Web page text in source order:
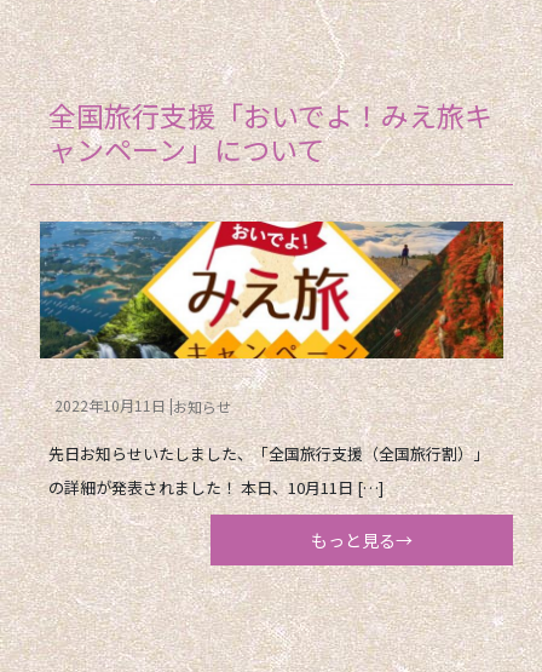
全国旅行支援「おいでよ！みえ旅キ
ャンペーン」について
2022年10月11日 お知らせ
先日お知らせいたしました、「全国旅行支援（全国旅行割）」
の詳細が発表されました！ 本日、10月11日 […]
もっと見る→